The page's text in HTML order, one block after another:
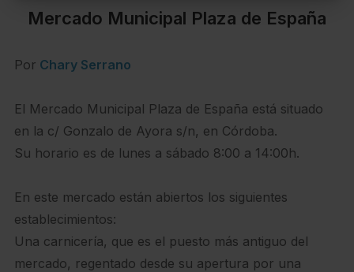
Mercado Municipal Plaza de España
Por Chary Serrano
El Mercado Municipal Plaza de España está situado
en la c/ Gonzalo de Ayora s/n, en Córdoba.
Su horario es de lunes a sábado 8:00 a 14:00h.
En este mercado están abiertos los siguientes
establecimientos:
Una carnicería, que es el puesto más antiguo del
mercado, regentado desde su apertura por una